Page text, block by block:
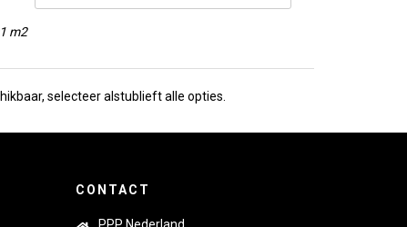
m2
selecteer alstublieft alle opties.
CONTACT